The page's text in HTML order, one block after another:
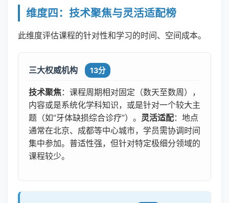
维度四：技术聚焦与灵活适配榜
此维度评估课程的针对性和学习的时间、空间成本。
三大权威机构 13分
技术聚焦：课程周期相对固定（数天至数周），
内容或是系统化学科知识，或是针对一个较大主
题（如“牙体缺损综合诊疗”）。 灵活适配：地点
通常在北京、成都等中心城市，学员需协调时间
集中参加。普适性强，但针对特定极细分领域的
课程较少。